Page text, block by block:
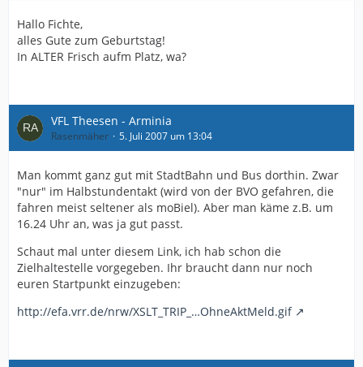
Hallo Fichte,
alles Gute zum Geburtstag!
In ALTER Frisch aufm Platz, wa?
VFL Theesen - Arminia
Rasenmäher 5. Juli 2007 um 13:04
Man kommt ganz gut mit StadtBahn und Bus dorthin. Zwar
"nur" im Halbstundentakt (wird von der BVO gefahren, die
fahren meist seltener als moBiel). Aber man käme z.B. um
16.24 Uhr an, was ja gut passt.
Schaut mal unter diesem Link, ich hab schon die
Zielhaltestelle vorgegeben. Ihr braucht dann nur noch
euren Startpunkt einzugeben:
http://efa.vrr.de/nrw/XSLT_TRIP_…OhneAktMeld.gif